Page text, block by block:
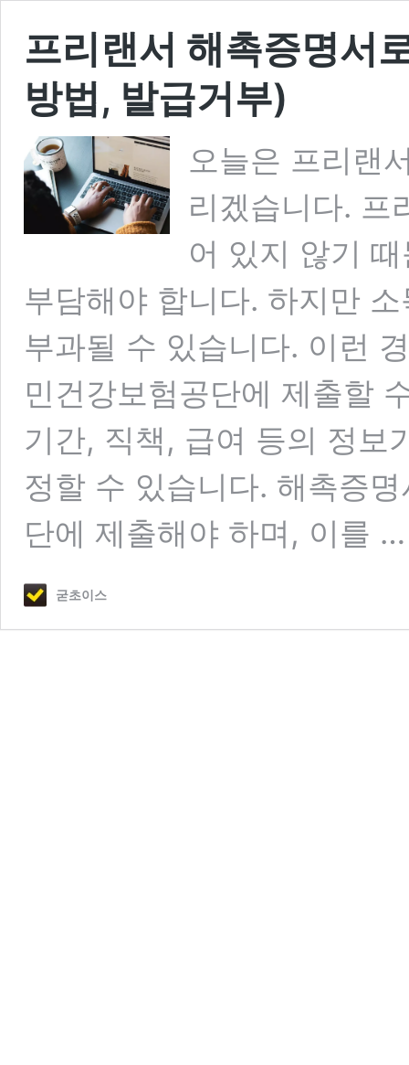
프리랜서 해촉증명서
방법, 발급거부)
오늘은 프리랜
리겠습니다. 프
어 있지 않기
부담해야 합니다. 하지만
부과될 수 있습니다. 이런
민건강보험공단에 제출할
기간, 직책, 급여 등의 정보
정할 수 있습니다. 해촉증
단에 제출해야 하며, 이를
굳초이스